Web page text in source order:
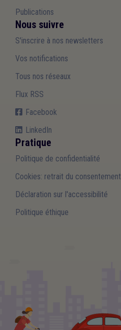
Publications
Nous suivre
S'inscrire à nos newsletters
Vos notifications
Tous nos réseaux
Flux RSS
Facebook
LinkedIn
Pratique
Politique de confidentialité
Cookies: retrait du consentement
Déclaration sur l'accessibilité
Politique éthique